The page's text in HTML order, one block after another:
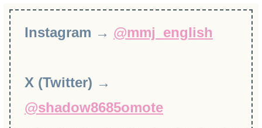
Instagram → @mmj_english
X (Twitter) →
@shadow8685omote